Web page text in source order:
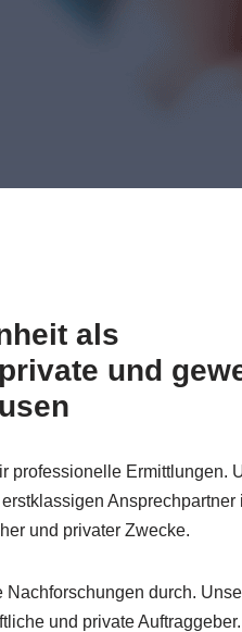
als
und
professionelle Ermittlungen.
Ansprechpartner
und privater Zwecke.
durch.
und private